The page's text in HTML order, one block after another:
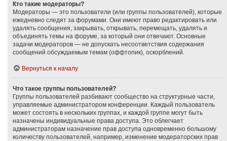
Кто такие модераторы?
Модераторы — это пользователи (или группы пользователей), которые
ежедневно следят за форумами. Они имеют право редактировать или
удалять сообщения, закрывать, открывать, перемещать, удалять и
объединять темы на форуме, за который они отвечают. Основные
задачи модераторов — не допускать несоответствия содержания
сообщений обсуждаемым темам (оффтопик), оскорблений.
Вернуться к началу
Что такое группы пользователей?
Группы пользователей разбивают сообщество на структурные части,
управляемые администратором конференции. Каждый пользователь
может состоять в нескольких группах, и каждой группе могут быть
назначены индивидуальные права доступа. Это облегчает
администраторам назначение прав доступа одновременно большому
количеству пользователей, например, изменение модераторских прав